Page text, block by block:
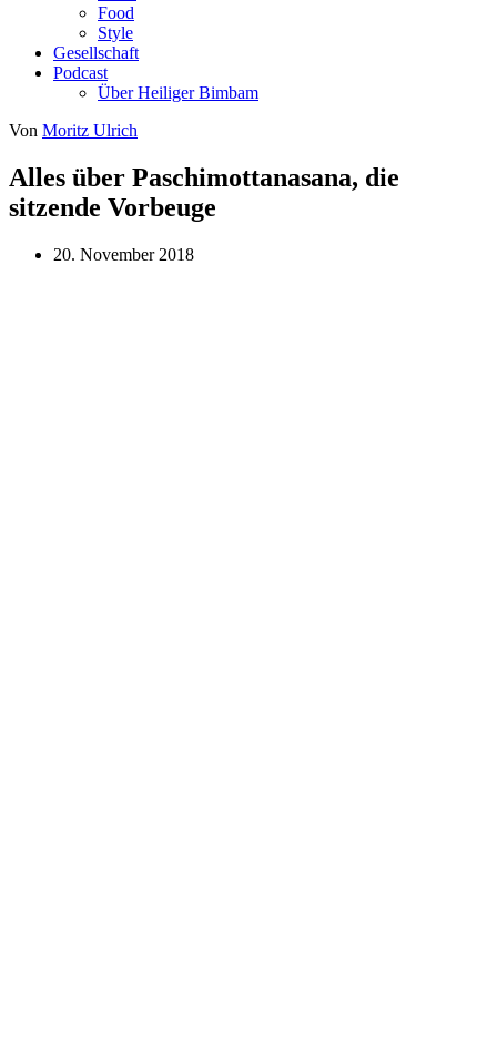
Food
Style
Gesellschaft
Podcast
Über Heiliger Bimbam
Von Moritz Ulrich
Alles über Paschimottanasana, die
sitzende Vorbeuge
20. November 2018